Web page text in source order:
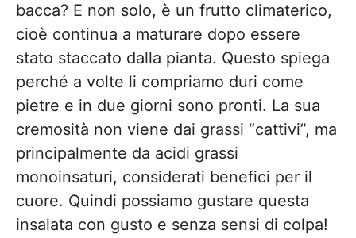
bacca? E non solo, è un frutto climaterico,
cioè continua a maturare dopo essere
stato staccato dalla pianta. Questo spiega
perché a volte li compriamo duri come
pietre e in due giorni sono pronti. La sua
cremosità non viene dai grassi “cattivi”, ma
principalmente da acidi grassi
monoinsaturi, considerati benefici per il
cuore. Quindi possiamo gustare questa
insalata con gusto e senza sensi di colpa!